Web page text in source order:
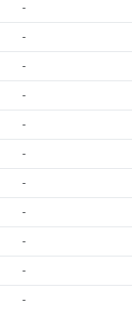
-
-
-
-
-
-
-
-
-
-
-